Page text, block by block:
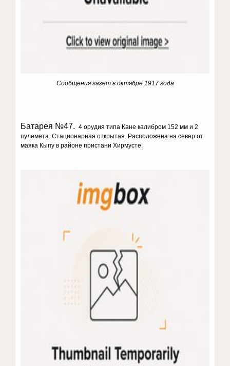
Сообщения газет в октябре 1917 года
Батарея №47. 4 орудия типа Кане калибром 152 мм и 2
пулемета. Стационарная открытая. Расположена на север от
маяка Кыпу в районе пристани Хирмусте.